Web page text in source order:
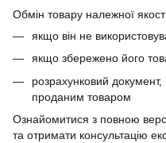
Обмін товару належної
якщо він не
якщо збережено його
розрахунковий
проданим товаром
Ознайомитися з повною
та отримати консультацію